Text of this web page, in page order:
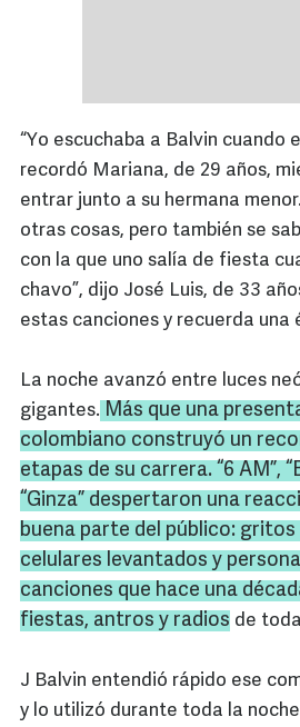
“Yo escuchaba a Balvin cuando
recordó Mariana, de 29 años,
entrar junto a su hermana
otras cosas, pero también se
con la que uno salía de fiesta
chavo”, dijo José Luis, de 33
estas canciones y recuerda una
La noche avanzó entre luces
gigantes. Más que una
colombiano construyó un
etapas de su carrera. “6 AM”,
“Ginza” despertaron una
buena parte del público: gritos
celulares levantados y
canciones que hace una
fiestas, antros y radios de
J Balvin entendió rápido ese
y lo utilizó durante toda la